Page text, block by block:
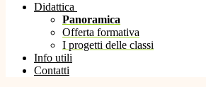
Didattica
Panoramica
Offerta formativa
I progetti delle classi
Info utili
Contatti